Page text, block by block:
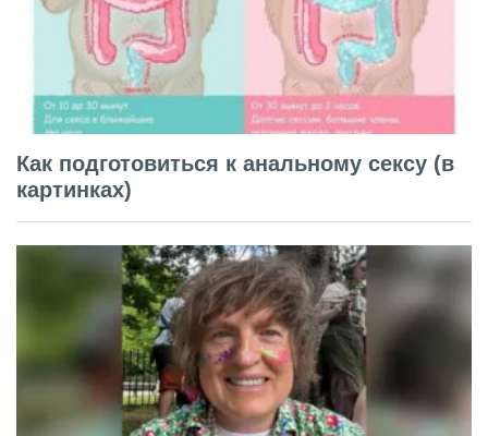
Как подготовиться к анальному сексу (в
картинках)